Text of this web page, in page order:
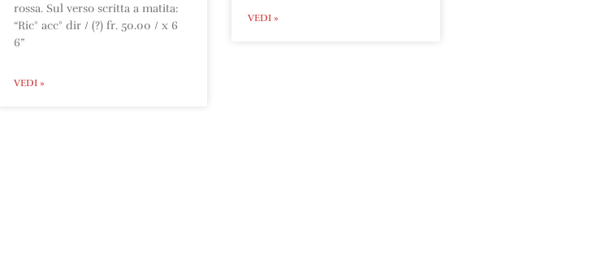
rossa. Sul verso scritta a matita:
“Ric° acc° dir / (?) fr. 50.00 / x 6
6”
VEDI »
VEDI »